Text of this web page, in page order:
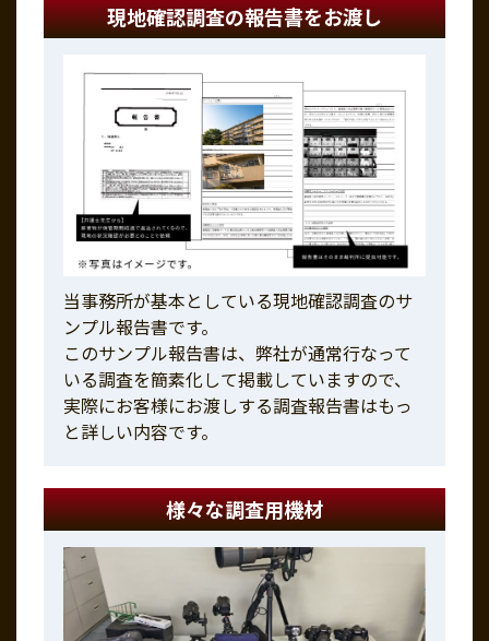
現地確認調査の報告書をお渡し
当事務所が基本としている現地確認調査のサ
ンプル報告書です。
このサンプル報告書は、弊社が通常行なって
いる調査を簡素化して掲載していますので、
実際にお客様にお渡しする調査報告書はもっ
と詳しい内容です。
様々な調査用機材